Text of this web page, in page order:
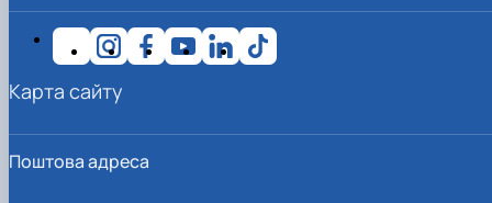
Поштова адреса
Карта сайту